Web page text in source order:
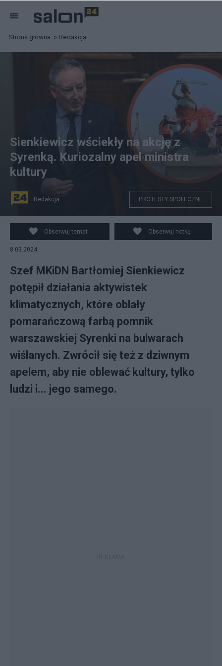
Strona główna Redakcja
fot. PAP/Radek Pietruszka
Sienkiewicz wściekły na akcję z
Syrenką. Kuriozalny apel ministra
kultury
Redakcja PROTESTY SPOŁECZNE
Obserwuj temat Obserwuj notkę
8.03.2024
Szef MKiDN Bartłomiej Sienkiewicz
potępił działania aktywistek
klimatycznych, które oblały
pomarańczową farbą pomnik
warszawskiej Syrenki na bulwarach
wiślanych. Zwrócił się też z dziwnym
apelem, aby nie oblewać kultury, tylko
ludzi i... jego samego.